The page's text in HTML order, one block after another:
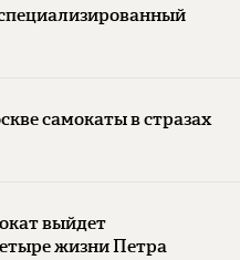
самокаты в стразах
выйдет
жизни Петра